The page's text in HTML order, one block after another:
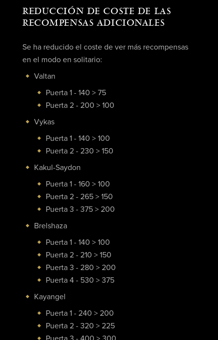
REDUCCIÓN DE COSTE DE LAS
RECOMPENSAS ADICIONALES
Se ha reducido el coste de ver más recompensas
en el modo en solitario:
Valtan
Puerta 1 - 140 > 75
Puerta 2 - 200 > 100
Vykas
Puerta 1 - 140 > 100
Puerta 2 - 230 > 150
Kakul-Saydon
Puerta 1 - 160 > 100
Puerta 2 - 265 > 150
Puerta 3 - 375 > 200
Brelshaza
Puerta 1 - 140 > 100
Puerta 2 - 210 > 150
Puerta 3 - 280 > 200
Puerta 4 - 530 > 375
Kayangel
Puerta 1 - 240 > 200
Puerta 2 - 320 > 225